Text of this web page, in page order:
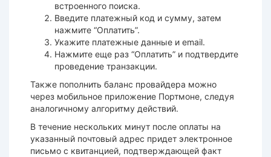
встроенного поиска.
Введите платежный код и сумму, затем
нажмите “Оплатить”.
Укажите платежные данные и email.
Нажмите еще раз “Оплатить” и подтвердите
проведение транзакции.
Также пополнить баланс провайдера можно
через мобильное приложение Портмоне, следуя
аналогичному алгоритму действий.
В течение нескольких минут после оплаты на
указанный почтовый адрес придет электронное
письмо с квитанцией, подтверждающей факт